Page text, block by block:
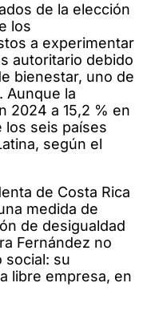
de la elección
los
a experimentar
autoritario debido
bienestar, uno de
Aunque la
2024 a 15,2 % en
los seis países
según el
de Costa Rica
medida de
de desigualdad
Fernández no
social: su
libre empresa, en